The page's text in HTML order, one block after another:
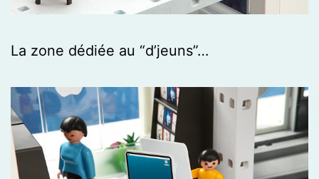
La zone dédiée au “d’jeuns”…